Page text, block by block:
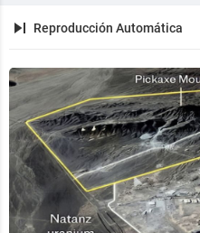
Reproducción Automática